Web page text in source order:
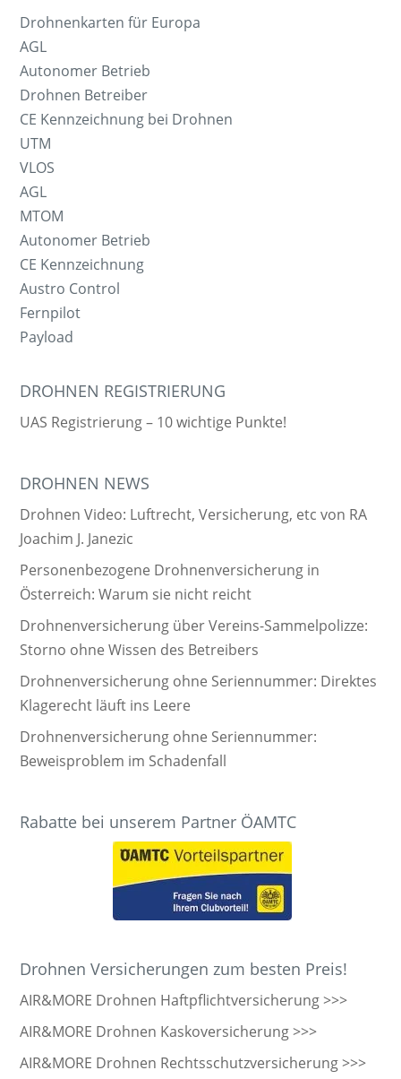
Drohnenkarten für Europa
AGL
Autonomer Betrieb
Drohnen Betreiber
CE Kennzeichnung bei Drohnen
UTM
VLOS
AGL
MTOM
Autonomer Betrieb
CE Kennzeichnung
Austro Control
Fernpilot
Payload
DROHNEN REGISTRIERUNG
UAS Registrierung – 10 wichtige Punkte!
DROHNEN NEWS
Drohnen Video: Luftrecht, Versicherung, etc von RA
Joachim J. Janezic
Personenbezogene Drohnenversicherung in
Österreich: Warum sie nicht reicht
Drohnenversicherung über Vereins-Sammelpolizze:
Storno ohne Wissen des Betreibers
Drohnenversicherung ohne Seriennummer: Direktes
Klagerecht läuft ins Leere
Drohnenversicherung ohne Seriennummer:
Beweisproblem im Schadenfall
Rabatte bei unserem Partner ÖAMTC
Drohnen Versicherungen zum besten Preis!
AIR&MORE Drohnen Haftpflichtversicherung >>>
AIR&MORE Drohnen Kaskoversicherung >>>
AIR&MORE Drohnen Rechtsschutzversicherung >>>